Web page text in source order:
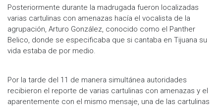
Posteriormente durante la madrugada fueron localizadas
varias cartulinas con amenazas hacía el vocalista de la
agrupación, Arturo González, conocido como el Panther
Belico, donde se especificaba que si cantaba en Tijuana su
vida estaba de por medio.
Por la tarde del 11 de manera simultánea autoridades
recibieron el reporte de varias cartulinas con amenazas y el
aparentemente con el mismo mensaje, una de las cartulinas